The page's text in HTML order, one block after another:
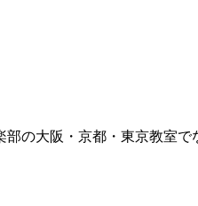
の大阪・京都・東京教室で